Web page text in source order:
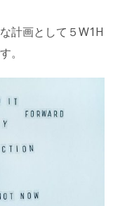
計画として５W1H
。